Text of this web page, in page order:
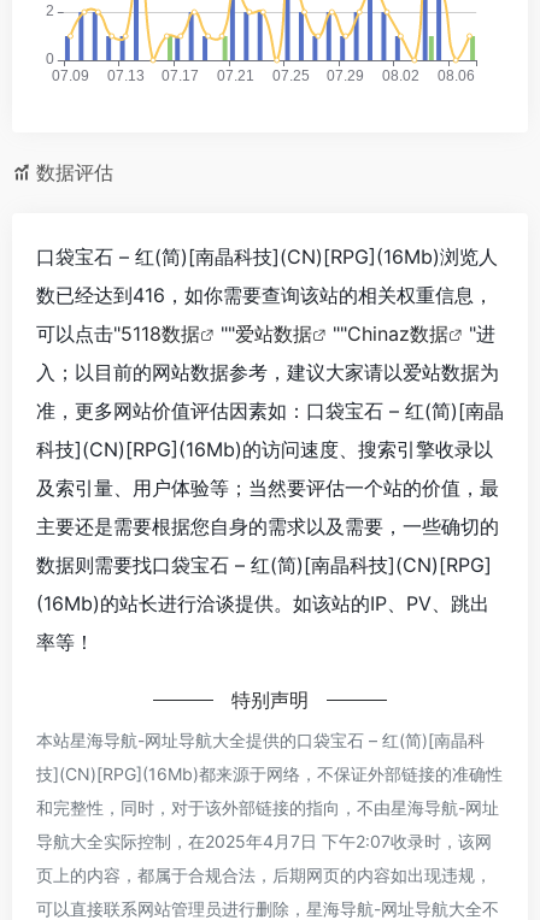
数据评估
口袋宝石 – 红(简)[南晶科技](CN)[RPG](16Mb)浏览人
数已经达到416，如你需要查询该站的相关权重信息，
可以点击"5118数据 ""爱站数据 ""Chinaz数据
"进
入；以目前的网站数据参考，建议大家请以爱站数据为
准，更多网站价值评估因素如：口袋宝石 – 红(简)[南晶
科技](CN)[RPG](16Mb)的访问速度、搜索引擎收录以
及索引量、用户体验等；当然要评估一个站的价值，最
主要还是需要根据您自身的需求以及需要，一些确切的
数据则需要找口袋宝石 – 红(简)[南晶科技](CN)[RPG]
(16Mb)的站长进行洽谈提供。如该站的IP、PV、跳出
率等！
特别声明
本站星海导航-网址导航大全提供的口袋宝石 – 红(简)[南晶科
技](CN)[RPG](16Mb)都来源于网络，不保证外部链接的准确性
和完整性，同时，对于该外部链接的指向，不由星海导航-网址
导航大全实际控制，在2025年4月7日 下午2:07收录时，该网
页上的内容，都属于合规合法，后期网页的内容如出现违规，
可以直接联系网站管理员进行删除，星海导航-网址导航大全不